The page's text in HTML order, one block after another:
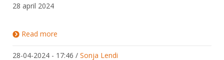
28 april 2024
Read more
28-04-2024 - 17:46 / Sonja Lendi